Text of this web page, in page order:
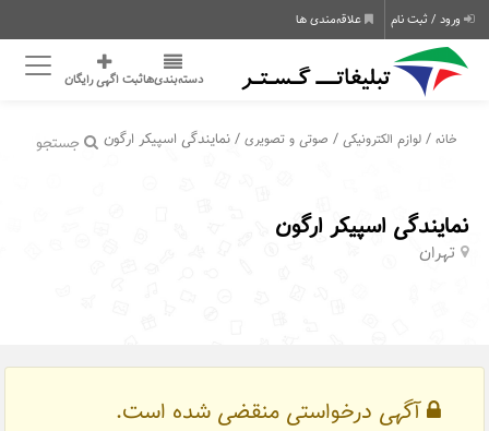
ورود / ثبت نام علاقه‌مندی ها
دسته‌بندی‌هاثبت اگهی رایگان
جستجو خانه /لوازم الکترونیکی / صوتی و تصویری / نمایندگی اسپیکر ارگون
نمایندگی اسپیکر ارگون
تهران
آگهی درخواستی منقضی شده است.